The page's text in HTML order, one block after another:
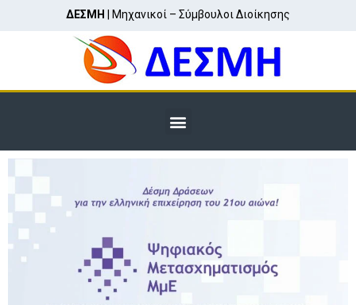
ΔΕΣΜΗ | Μηχανικοί – Σύμβουλοι Διοίκησης